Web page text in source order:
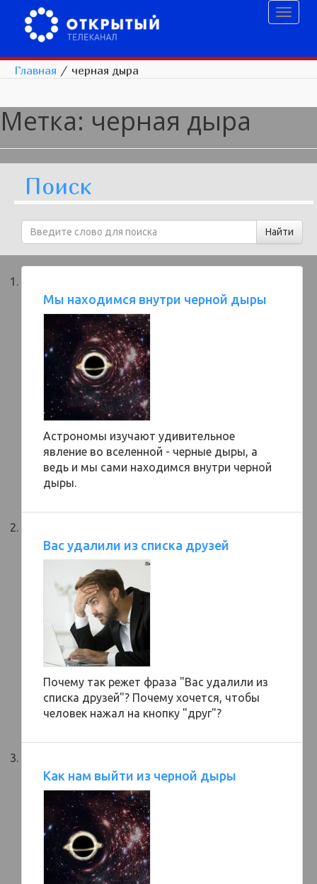
Главная / черная дыра
Метка: черная дыра
Поиск
Мы находимся внутри черной дыры
Астрономы изучают удивительное
явление во вселенной - черные дыры, а
ведь и мы сами находимся внутри черной
дыры.
Вас удалили из списка друзей
Почему так режет фраза "Вас удалили из
списка друзей"? Почему хочется, чтобы
человек нажал на кнопку "друг"?
Как нам выйти из черной дыры